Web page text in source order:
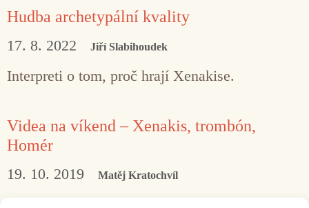
Hudba archetypální kvality
17. 8. 2022 Jiří Slabihoudek
Interpreti o tom, proč hrají Xenakise.
Videa na víkend – Xenakis, trombón,
Homér
19. 10. 2019 Matěj Kratochvíl